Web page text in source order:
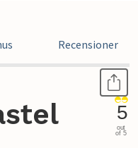
Recensioner
5
out
of 5